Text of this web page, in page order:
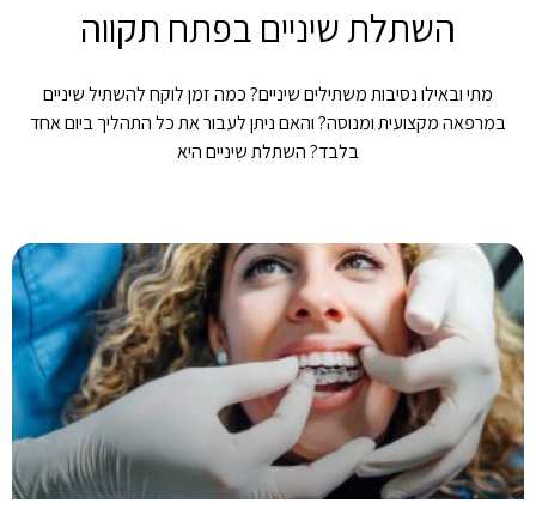
השתלת שיניים בפתח תקווה
מתי ובאילו נסיבות משתילים שיניים? כמה זמן לוקח להשתיל שיניים
במרפאה מקצועית ומנוסה? והאם ניתן לעבור את כל התהליך ביום אחד
בלבד? השתלת שיניים היא